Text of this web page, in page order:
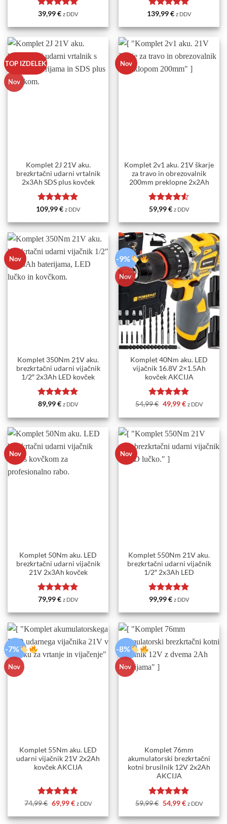
Ocenjeno5
39,99€ z DDV Ocenjeno5
139,99€ z DDV
TOP IZDELEK
Nov
Komplet 2J 21V aku.
brezkrtačni udarni vrtalnik
2x3Ah SDS plus kovček
Ocenjeno5
109,99€ z DDV
Nov
Komplet 2v1 aku. 21V škarje
za travo in obrezovalnik
200mm preklopne 2x2Ah
Ocenjeno
59,99€ z DDV
Nov
Komplet 350Nm 21V aku.
brezkrtačni udarni vijačnik
1/2″ 2x3Ah LED kovček
Ocenjeno5
89,99€ z DDV
-9%
Nov
Komplet 40Nm aku. LED
vijačnik 16.8V 2×1.5Ah
kovček AKCIJA
Ocenjeno5
54,99€ Izvirna
cena
je
bila:
54,99 €.
49,99€Trenutna
je:
49,99 €.
z DDV
Nov
Komplet 50Nm aku. LED
brezkrtačni udarni vijačnik
21V 2x3Ah kovček
Ocenjeno5
79,99€ z DDV
Nov
Komplet 550Nm 21V aku.
brezkrtačni udarni vijačnik
1/2″ 2x3Ah LED
Ocenjeno5
99,99€ z DDV
-7%
Nov
Komplet 55Nm aku. LED
udarni vijačnik 21V 2x2Ah
kovček AKCIJA
Ocenjeno5
74,99€ Izvirna
cena
je
bila:
69,99€Trenutna
je:
69,99 €.
z DDV
-8%
Nov
Komplet 76mm
akumulatorski brezkrtačni
kotni brusilnik 12V 2x2Ah
AKCIJA
Ocenjeno5
59,99€ Izvirna
cena
je
bila:
54,99€Trenutna
je:
54,99 €.
z DDV